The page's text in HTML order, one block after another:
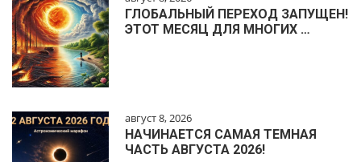
ГЛОБАЛЬНЫЙ ПЕРЕХОД ЗАПУЩЕН!
ЭТОТ МЕСЯЦ ДЛЯ МНОГИХ …
август 8, 2026
НАЧИНАЕТСЯ САМАЯ ТЕМНАЯ
ЧАСТЬ АВГУСТА 2026!